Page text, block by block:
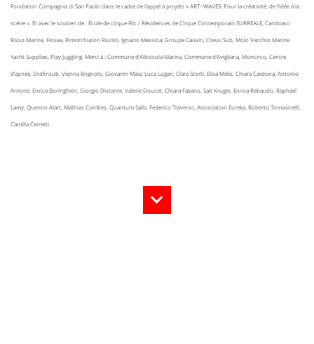
Fondation Compagnia di San Paolo dans le cadre de l’appel à projets « ART~WAVES. Pour la créativité, de l’idée à la
scène ». Et avec le soutien de : École de cirque Flic / Résidences de Cirque Contemporain SURREALE, Cambiaso
Risso Marine, Finsea, Rimorchiatori Riuniti, Ignazio Messina; Groupe Cauvin, Cressi Sub, Molo Vecchio Marine
Yacht Supplies, Play Juggling. Merci à : Commune d’Albissola Marina, Commune d’Avigliana, Moncirco, Centre
d’apnée, Drafinsub, Vienna Brignolo, Giovanni Maia, Luca Lugari, Clara Storti, Elisa Melis, Chiara Cardona, Antonio
Arnone, Enrica Boringhieri, Giorgio Distante, Valerie Doucet, Chiara Fasano, Sait Kruger, Enrica Rebaudo, Raphael
Lamy, Quentin Alart, Mathias Combes, Quantum Sails, Federico Traverso, Association Eureka, Roberto Tomasinelli,
Camilla Cerretti.